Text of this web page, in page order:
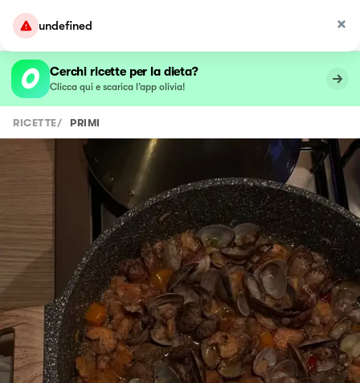
undefined
Cerchi ricette per la dieta?
Clicca qui e scarica l’app olivia!
RICETTE/ PRIMI